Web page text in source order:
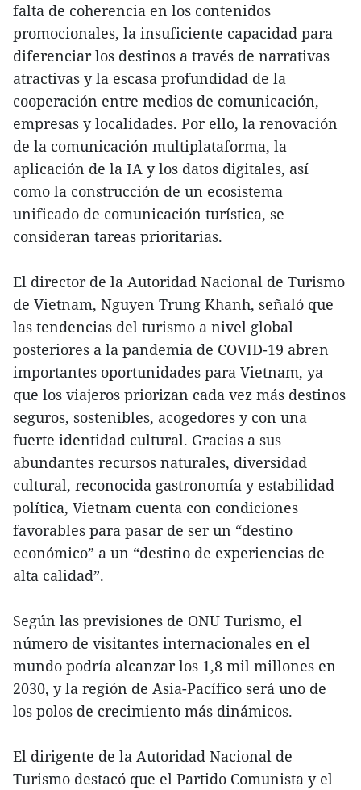
falta de coherencia en los contenidos
promocionales, la insuficiente capacidad para
diferenciar los destinos a través de narrativas
atractivas y la escasa profundidad de la
cooperación entre medios de comunicación,
empresas y localidades. Por ello, la renovación
de la comunicación multiplataforma, la
aplicación de la IA y los datos digitales, así
como la construcción de un ecosistema
unificado de comunicación turística, se
consideran tareas prioritarias.
El director de la Autoridad Nacional de Turismo
de Vietnam, Nguyen Trung Khanh, señaló que
las tendencias del turismo a nivel global
posteriores a la pandemia de COVID-19 abren
importantes oportunidades para Vietnam, ya
que los viajeros priorizan cada vez más destinos
seguros, sostenibles, acogedores y con una
fuerte identidad cultural. Gracias a sus
abundantes recursos naturales, diversidad
cultural, reconocida gastronomía y estabilidad
política, Vietnam cuenta con condiciones
favorables para pasar de ser un “destino
económico” a un “destino de experiencias de
alta calidad”.
Según las previsiones de ONU Turismo, el
número de visitantes internacionales en el
mundo podría alcanzar los 1,8 mil millones en
2030, y la región de Asia-Pacífico será uno de
los polos de crecimiento más dinámicos.
El dirigente de la Autoridad Nacional de
Turismo destacó que el Partido Comunista y el